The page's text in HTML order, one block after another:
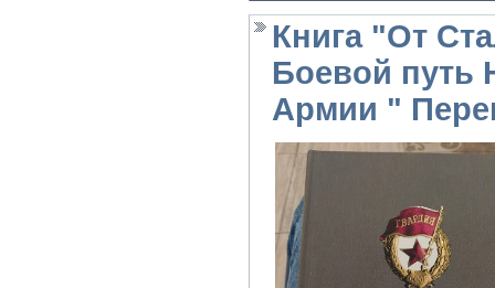
Книга "От
Боевой путь
Армии "